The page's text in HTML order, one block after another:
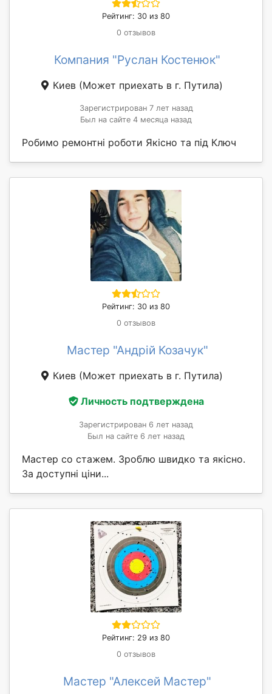
Рейтинг: 30 из 80
0 отзывов
Компания "Руслан Костенюк"
Киев (Может приехать в г. Путила)
Зарегистрирован 7 лет назад
Был на сайте 4 месяца назад
Робимо ремонтні роботи Якісно та під Ключ
Рейтинг: 30 из 80
0 отзывов
Мастер "Андрій Козачук"
Киев (Может приехать в г. Путила)
Личность подтверждена
Зарегистрирован 6 лет назад
Был на сайте 6 лет назад
Мастер со стажем. Зроблю швидко та якісно.
За доступні ціни...
Рейтинг: 29 из 80
0 отзывов
Мастер "Алексей Мастер"